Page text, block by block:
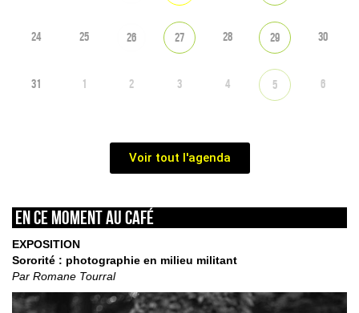
24 25 26 27 28 29 30
31 1 2 3 4 5 6
Voir tout l'agenda
En ce moment au café
EXPOSITION
Sororité : photographie en milieu militant
Par Romane Tourral